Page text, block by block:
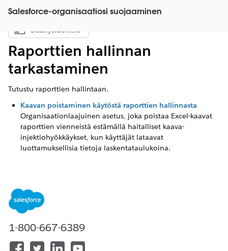
Salesforce-organisaatiosi suojaaminen
Näytä sisällysluettelo
Sisällysluettelo
Raporttien hallinnan
tarkastaminen
Tutustu raporttien hallintaan.
Kaavan poistaminen käytöstä raporttien hallinnasta
Organisaationlaajuinen asetus, joka poistaa Excel-kaavat
raporttien vienneistä estämällä haitalliset kaava-
injektiohyökkäykset, kun käyttäjät lataavat
luottamuksellisia tietoja laskentataulukoina.
RATKAISIKO TÄMÄ ARTIKKELI ONGELMASI?
1-800-667-6389